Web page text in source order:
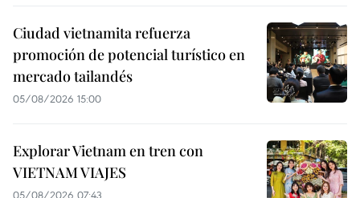
Ciudad vietnamita refuerza
promoción de potencial turístico en
mercado tailandés
05/08/2026 15:00
Explorar Vietnam en tren con
VIETNAM VIAJES
05/08/2026 07:43